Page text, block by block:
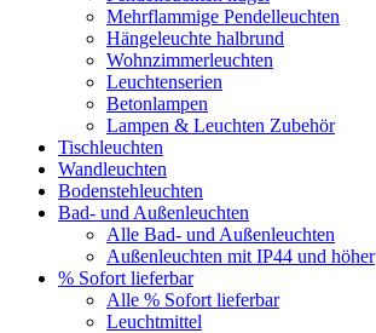
Mehrflammige Pendelleuchten
Hängeleuchte halbrund
Wohnzimmerleuchten
Leuchtenserien
Betonlampen
Lampen & Leuchten Zubehör
Tischleuchten
Wandleuchten
Bodenstehleuchten
Bad- und Außenleuchten
Alle Bad- und Außenleuchten
Außenleuchten mit IP44 und höher
% Sofort lieferbar
Alle % Sofort lieferbar
Leuchtmittel